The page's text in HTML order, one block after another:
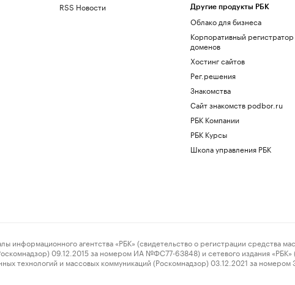
RSS Новости Другие продукты РБК
Облако для бизнеса
Корпоративный регистратор
доменов
Хостинг сайтов
Рег.решения
Знакомства
Сайт знакомств podbor.ru
РБК Компании
РБК Курсы
Школа управления РБК
агентства «РБК» (свидетельство о регистрации средства
09.12.2015 за номером ИА №ФС77-63848) и сетевого издания «РБК»
технологий и массовых коммуникаций (Роскомнадзор) 03.12.2021 за